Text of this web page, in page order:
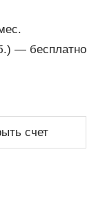
— бесплатно
счет